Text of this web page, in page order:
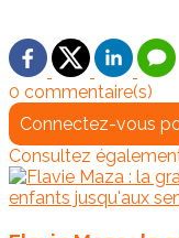
0 commentaire(s)
Connectez-vous
Consultez